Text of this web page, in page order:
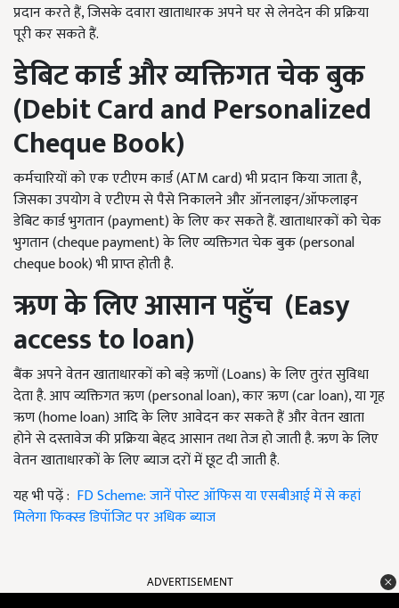
प्रदान करते हैं, जिसके दवारा खाताधारक अपने घर से लेनदेन की प्रक्रिया
पूरी कर सकते हैं.
डेबिट कार्ड और व्यक्तिगत चेक बुक
(Debit Card and Personalized
Cheque Book)
कर्मचारियों को एक एटीएम कार्ड (ATM card) भी प्रदान किया जाता है,
जिसका उपयोग वे एटीएम से पैसे निकालने और ऑनलाइन/ऑफलाइन
डेबिट कार्ड भुगतान (payment) के लिए कर सकते हैं. खाताधारकों को चेक
भुगतान (cheque payment) के लिए व्यक्तिगत चेक बुक (personal
cheque book) भी प्राप्त होती है.
ऋण के लिए आसान पहुँच (Easy
access to loan)
बैंक अपने वेतन खाताधारकों को बड़े ऋणों (Loans) के लिए तुरंत सुविधा
देता है. आप व्यक्तिगत ऋण (personal loan), कार ऋण (car loan), या गृह
ऋण (home loan) आदि के लिए आवेदन कर सकते हैं और वेतन खाता
होने से दस्तावेज की प्रक्रिया बेहद आसान तथा तेज हो जाती है. ऋण के लिए
वेतन खाताधारकों के लिए ब्याज दरों में छूट दी जाती है.
यह भी पढ़ें : FD Scheme: जानें पोस्ट ऑफिस या एसबीआई में से कहां
मिलेगा फिक्स्ड डिपॉजिट पर अधिक ब्याज
ADVERTISEMENT